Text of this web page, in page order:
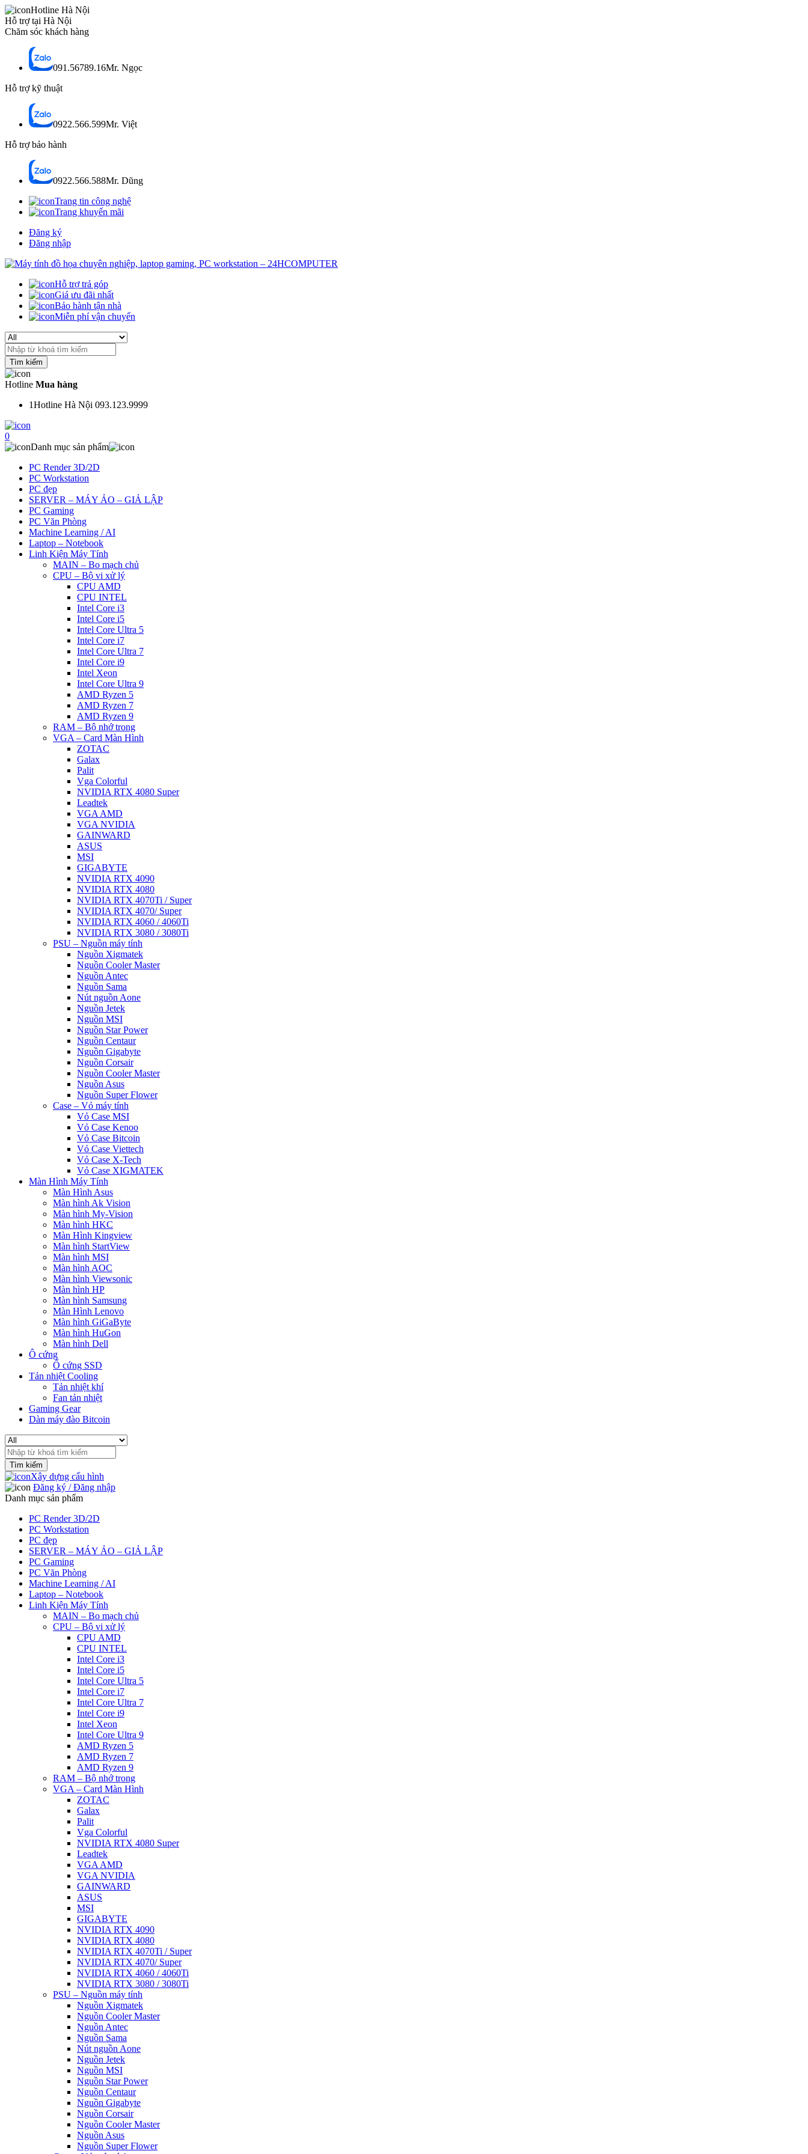
Hotline Hà Nội
Hỗ trợ tại Hà Nội
Chăm sóc khách hàng
091.56789.16Mr. Ngọc
Hỗ trợ kỹ thuật
0922.566.599Mr. Việt
Hỗ trợ bảo hành
0922.566.588Mr. Dũng
Trang tin công nghệ
Trang khuyến mãi
Đăng ký
Đăng nhập
Hỗ trợ trả góp
Giá ưu đãi nhất
Bảo hành tận nhà
Miễn phí vận chuyển
Search
for:
Hotline Mua hàng
1Hotline Hà Nội 093.123.9999
0
Danh mục sản phẩm
PC Render 3D/2D
PC Workstation
PC đẹp
SERVER – MÁY ẢO – GIẢ LẬP
PC Gaming
PC Văn Phòng
Machine Learning / AI
Laptop – Notebook
Linh Kiện Máy Tính
MAIN – Bo mạch chủ
CPU – Bộ vi xử lý
CPU AMD
CPU INTEL
Intel Core i3
Intel Core i5
Intel Core Ultra 5
Intel Core i7
Intel Core Ultra 7
Intel Core i9
Intel Xeon
Intel Core Ultra 9
AMD Ryzen 5
AMD Ryzen 7
AMD Ryzen 9
RAM – Bộ nhớ trong
VGA – Card Màn Hình
ZOTAC
Galax
Palit
Vga Colorful
NVIDIA RTX 4080 Super
Leadtek
VGA AMD
VGA NVIDIA
GAINWARD
ASUS
MSI
GIGABYTE
NVIDIA RTX 4090
NVIDIA RTX 4080
NVIDIA RTX 4070Ti / Super
NVIDIA RTX 4070/ Super
NVIDIA RTX 4060 / 4060Ti
NVIDIA RTX 3080 / 3080Ti
PSU – Nguồn máy tính
Nguồn Xigmatek
Nguồn Cooler Master
Nguồn Antec
Nguồn Sama
Nút nguồn Aone
Nguồn Jetek
Nguồn MSI
Nguồn Star Power
Nguồn Centaur
Nguồn Gigabyte
Nguồn Corsair
Nguồn Cooler Master
Nguồn Asus
Nguồn Super Flower
Case – Vỏ máy tính
Vỏ Case MSI
Vỏ Case Kenoo
Vỏ Case Bitcoin
Vỏ Case Viettech
Vỏ Case X-Tech
Vỏ Case XIGMATEK
Màn Hình Máy Tính
Màn Hình Asus
Màn hình Ak Vision
Màn hình My-Vision
Màn hình HKC
Màn Hình Kingview
Màn hình StartView
Màn hình MSI
Màn hình AOC
Màn hình Viewsonic
Màn hình HP
Màn hình Samsung
Màn Hình Lenovo
Màn hình GiGaByte
Màn hình HuGon
Màn hình Dell
Ô cứng
Ổ cứng SSD
Tản nhiệt Cooling
Tản nhiệt khí
Fan tản nhiệt
Gaming Gear
Dàn máy đào Bitcoin
Search
for:
Xây dựng cấu hình
Đăng ký / Đăng nhập
Danh mục sản phẩm
PC Render 3D/2D
PC Workstation
PC đẹp
SERVER – MÁY ẢO – GIẢ LẬP
PC Gaming
PC Văn Phòng
Machine Learning / AI
Laptop – Notebook
Linh Kiện Máy Tính
MAIN – Bo mạch chủ
CPU – Bộ vi xử lý
CPU AMD
CPU INTEL
Intel Core i3
Intel Core i5
Intel Core Ultra 5
Intel Core i7
Intel Core Ultra 7
Intel Core i9
Intel Xeon
Intel Core Ultra 9
AMD Ryzen 5
AMD Ryzen 7
AMD Ryzen 9
RAM – Bộ nhớ trong
VGA – Card Màn Hình
ZOTAC
Galax
Palit
Vga Colorful
NVIDIA RTX 4080 Super
Leadtek
VGA AMD
VGA NVIDIA
GAINWARD
ASUS
MSI
GIGABYTE
NVIDIA RTX 4090
NVIDIA RTX 4080
NVIDIA RTX 4070Ti / Super
NVIDIA RTX 4070/ Super
NVIDIA RTX 4060 / 4060Ti
NVIDIA RTX 3080 / 3080Ti
PSU – Nguồn máy tính
Nguồn Xigmatek
Nguồn Cooler Master
Nguồn Antec
Nguồn Sama
Nút nguồn Aone
Nguồn Jetek
Nguồn MSI
Nguồn Star Power
Nguồn Centaur
Nguồn Gigabyte
Nguồn Corsair
Nguồn Cooler Master
Nguồn Asus
Nguồn Super Flower